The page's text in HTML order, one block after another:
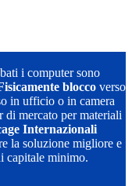
i computer sono
blocco verso
in ufficio o in camera
di mercato per materiali
Internazionali
la soluzione migliore e
capitale minimo.